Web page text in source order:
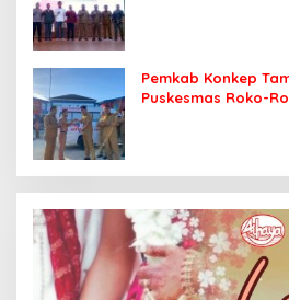
Pemkab Konkep
Puskesmas Roko-